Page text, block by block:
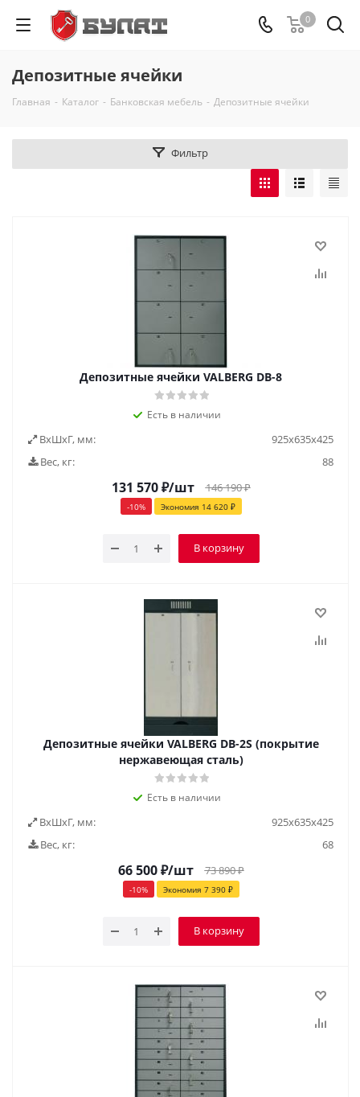
0
Депозитные ячейки
Главная - Каталог - Банковская мебель - Депозитные ячейки
Фильтр
Депозитные ячейки VALBERG DB-8
Есть в наличии
ВxШxГ, мм:
925х635х425
Вес, кг:
88
131 570₽/шт 146 190₽
-10% Экономия 14 620₽
В корзину
Депозитные ячейки VALBERG DB-2S (покрытие
нержавеющая сталь)
Есть в наличии
ВxШxГ, мм:
925х635х425
Вес, кг:
68
66 500₽/шт 73 890₽
-10% Экономия 7 390₽
В корзину